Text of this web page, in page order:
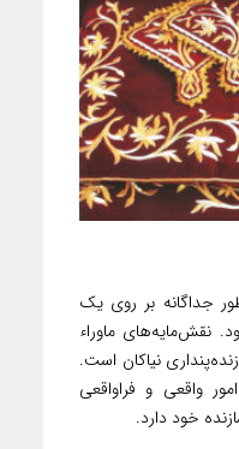
جداگانه بر روی یک
نقش‌مایه‌های ماوراء
نیاکان است.
واقعی و فراواقعی
خود دارد.